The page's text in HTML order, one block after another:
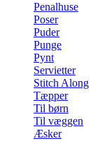
Penalhuse
Poser
Puder
Punge
Pynt
Servietter
Stitch Along
Tæpper
Til børn
Til væggen
Æsker